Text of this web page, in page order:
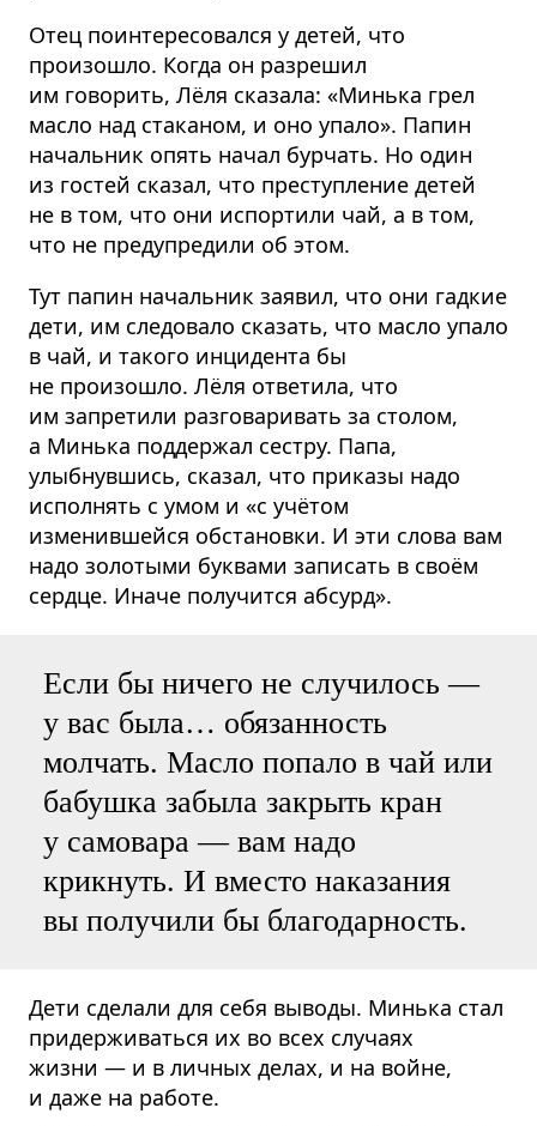
Отец поинтересовался у детей, что
произошло. Когда он разрешил
им говорить, Лёля сказала: «Минька грел
масло над стаканом, и оно упало». Папин
начальник опять начал бурчать. Но один
из гостей сказал, что преступление детей
не в том, что они испортили чай, а в том,
что не предупредили об этом.
Тут папин начальник заявил, что они гадкие
дети, им следовало сказать, что масло упало
в чай, и такого инцидента бы
не произошло. Лёля ответила, что
им запретили разговаривать за столом,
а Минька поддержал сестру. Папа,
улыбнувшись, сказал, что приказы надо
исполнять с умом и «с учётом
изменившейся обстановки. И эти слова вам
надо золотыми буквами записать в своём
сердце. Иначе получится абсурд».
Если бы ничего не случилось —
у вас была… обязанность
молчать. Масло попало в чай или
бабушка забыла закрыть кран
у самовара — вам надо
крикнуть. И вместо наказания
вы получили бы благодарность.
Дети сделали для себя выводы. Минька стал
придерживаться их во всех случаях
жизни — и в личных делах, и на войне,
и даже на работе.